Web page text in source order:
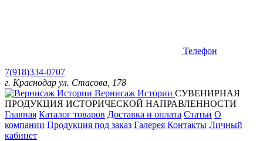
Телефон
7(918)334-0707
г. Краснодар ул. Стасова, 178
Вернисаж Истории СУВЕНИРНАЯ
ПРОДУКЦИЯ ИСТОРИЧЕСКОЙ НАПРАВЛЕННОСТИ
Главная Каталог товаров Доставка и оплата Статьи О
компании Продукция под заказ Галерея Контакты Личный
кабинет